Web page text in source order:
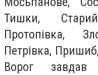
Тишки,
Протопівка,
Петрівка,
Ворог завдав